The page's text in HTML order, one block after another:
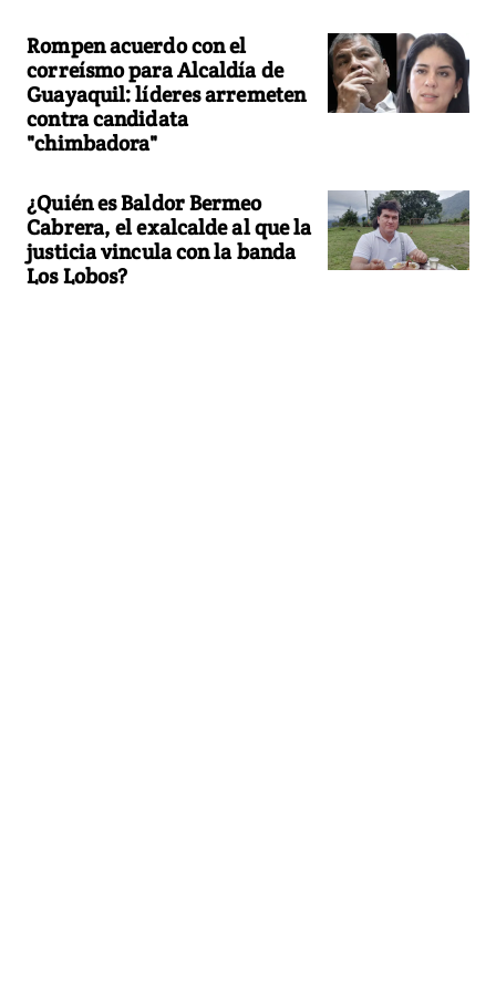
Rompen acuerdo con el
correísmo para Alcaldía de
Guayaquil: líderes arremeten
contra candidata
"chimbadora"
¿Quién es Baldor Bermeo
Cabrera, el exalcalde al que la
justicia vincula con la banda
Los Lobos?